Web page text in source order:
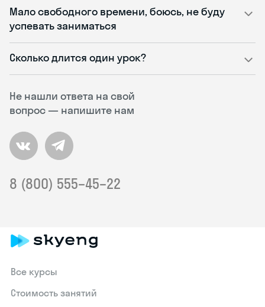
Не нашли ответа на свой
вопрос — напишите нам
8 (800) 555–45–22
Мало свободного времени, боюсь, не буду
успевать заниматься
Сколько длится один урок?
Все курсы
Стоимость занятий